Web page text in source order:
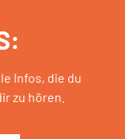
Infos, die du
zu hören.